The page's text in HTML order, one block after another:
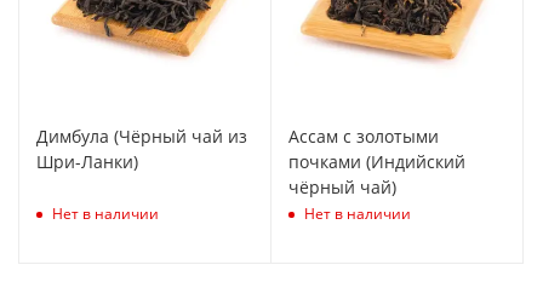
Димбула (Чёрный чай из
Шри-Ланки)
Нет в наличии
Ассам с золотыми
почками (Индийский
чёрный чай)
Нет в наличии